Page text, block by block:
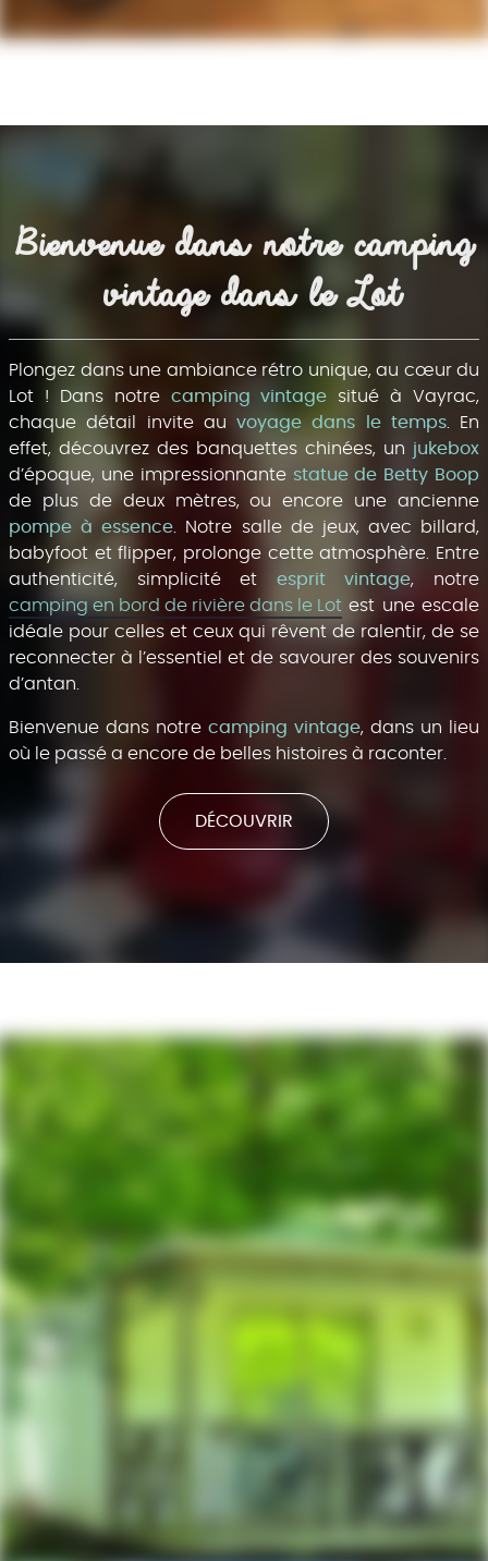
Bienvenue dans notre camping
vintage dans le Lot
Plongez dans une ambiance rétro unique, au cœur du
Lot ! Dans notre camping vintage situé à Vayrac,
chaque détail invite au voyage dans le temps. En
effet, découvrez des banquettes chinées, un jukebox
d’époque, une impressionnante statue de Betty Boop
de plus de deux mètres, ou encore une ancienne
pompe à essence . Notre salle de jeux, avec billard,
babyfoot et flipper, prolonge cette atmosphère. Entre
authenticité, simplicité et esprit vintage, notre
camping en bord de rivière dans le Lot est une escale
idéale pour celles et ceux qui rêvent de ralentir, de se
reconnecter à l’essentiel et de savourer des souvenirs
d’antan.
Bienvenue dans notre camping vintage, dans un lieu
où le passé a encore de belles histoires à raconter.
DÉCOUVRIR